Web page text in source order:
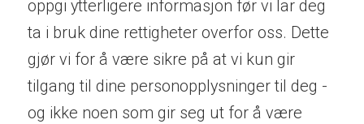
oppgi ytterligere informasjon før vi lar deg
ta i bruk dine rettigheter overfor oss. Dette
gjør vi for å være sikre på at vi kun gir
tilgang til dine personopplysninger til deg -
og ikke noen som gir seg ut for å være